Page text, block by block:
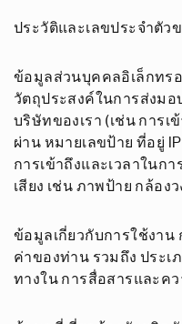
ประวัติและเลขประจำตัว
ข้อมูลส่วนบุคคลอิเล็กทร
วัตถุประสงค์ในการส่งม
บริษัทของเรา (เช่น การเ
ผ่าน หมายเลขป้าย ที่อยู่
การเข้าถึงและเวลาในก
เสียง เช่น ภาพป้าย กล้อง
ข้อมูลเกี่ยวกับการใช้งาน
ค่าของท่าน รวมถึง ประ
ทางใน การสื่อสารและค